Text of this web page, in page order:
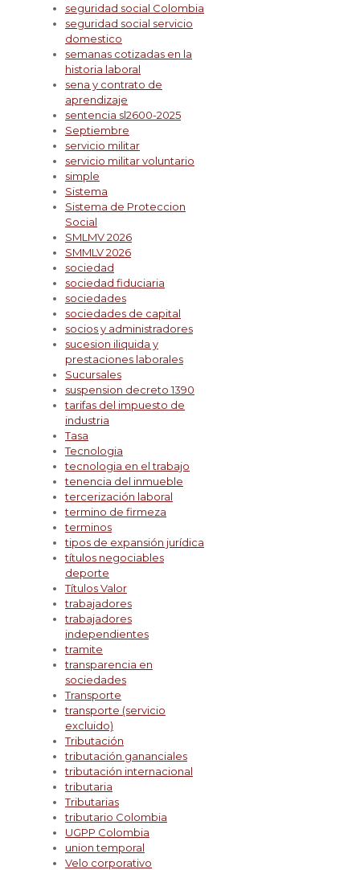
seguridad social Colombia
seguridad social servicio
domestico
semanas cotizadas en la
historia laboral
sena y contrato de
aprendizaje
sentencia sl2600-2025
Septiembre
servicio militar
servicio militar voluntario
simple
Sistema
Sistema de Proteccion
Social
SMLMV 2026
SMMLV 2026
sociedad
sociedad fiduciaria
sociedades
sociedades de capital
socios y administradores
sucesion iliquida y
prestaciones laborales
Sucursales
suspension decreto 1390
tarifas del impuesto de
industria
Tasa
Tecnologia
tecnologia en el trabajo
tenencia del inmueble
tercerización laboral
termino de firmeza
terminos
tipos de expansión jurídica
títulos negociables
deporte
Títulos Valor
trabajadores
trabajadores
independientes
tramite
transparencia en
sociedades
Transporte
transporte (servicio
excluido)
Tributación
tributación gananciales
tributación internacional
tributaria
Tributarias
tributario Colombia
UGPP Colombia
union temporal
Velo corporativo